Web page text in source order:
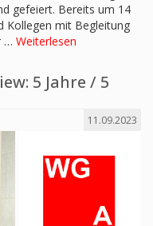
gefeiert. Bereits um 14
Kollegen mit Begleitung
… Weiterlesen
5 Jahre / 5
11.09.2023